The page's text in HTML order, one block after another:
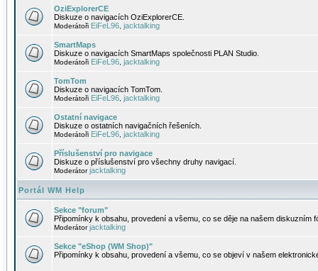
OziExplorerCE
Diskuze o navigacích OziExplorerCE.
Moderátoři EiFeL96 jacktalking
SmartMaps
Diskuze o navigacích SmartMaps společnosti PLAN Studio.
Moderátoři EiFeL96 jacktalking
TomTom
Diskuze o navigacích TomTom.
Moderátoři EiFeL96 jacktalking
Ostatní navigace
Diskuze o ostatních navigačních řešeních.
Moderátoři EiFeL96 jacktalking
Příslušenství pro navigace
Diskuze o příslušenství pro všechny druhy navigací.
Moderátorjacktalking
Portál WM Help
Sekce "forum"
Připomínky k obsahu, provedení a všemu, co se děje na našem diskuzním
Moderátorjacktalking
Sekce "eShop (WM Shop)"
Připomínky k obsahu, provedení a všemu, co se objeví v našem